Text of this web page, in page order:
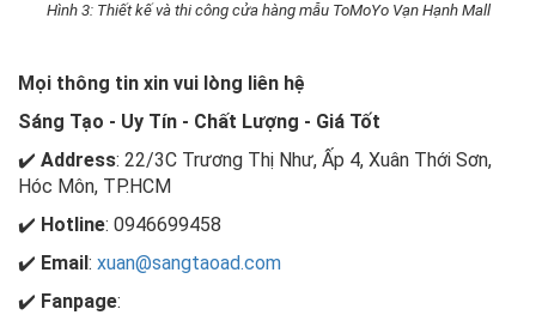
Hình 3: Thiết kế và thi công cửa hàng mẫu ToMoYo Vạn Hạnh Mall
Mọi thông tin xin vui lòng liên hệ
Sáng Tạo - Uy Tín - Chất Lượng - Giá Tốt
✔️ Address: 22/3C Trương Thị Như, Ấp 4, Xuân Thới Sơn,
Hóc Môn, TP.HCM
✔️ Hotline: 0946699458
✔️ Email: xuan@sangtaoad.com
✔️ Fanpage: